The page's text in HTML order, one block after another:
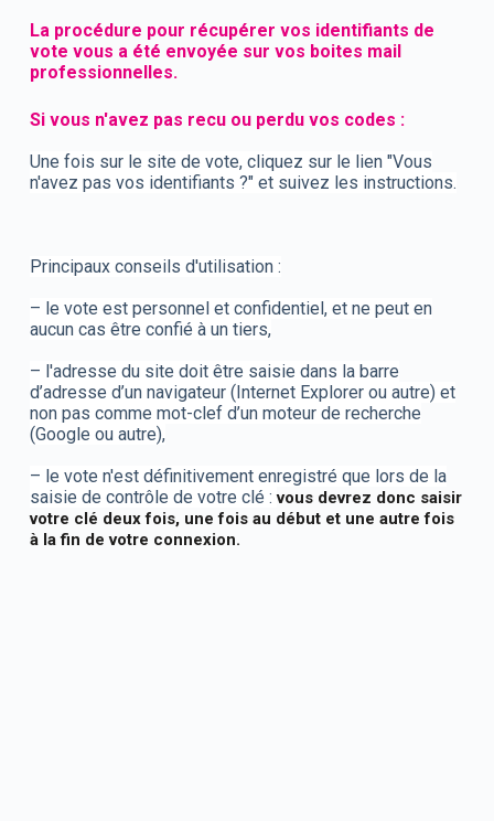
La procédure pour récupérer vos identifiants de
vote vous a été envoyée sur vos boites mail
professionnelles.
Si vous n'avez pas recu ou perdu vos codes :
Une fois sur le site de vote, cliquez sur le lien "Vous
n'avez pas vos identifiants ?" et suivez les instructions.
Principaux conseils d'utilisation :
– le vote est personnel et confidentiel, et ne peut en
aucun cas être confié à un tiers,
– l'adresse du site doit être saisie dans la barre
d’adresse d’un navigateur (Internet Explorer ou autre) et
non pas comme mot-clef d’un moteur de recherche
(Google ou autre),
– le vote n'est définitivement enregistré que lors de la
saisie de contrôle de votre clé :vous devrez donc saisir
votre clé deux fois, une fois au début et une autre fois
à la fin de votre connexion.